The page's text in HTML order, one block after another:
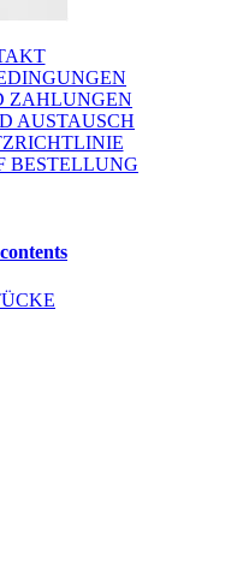
ZAHLUNGEN
AUSTAUSCH
BESTELLUNG